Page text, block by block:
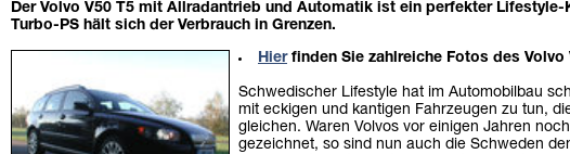
Der Volvo V50 T5 mit Allradantrieb und Automatik ist ein perfekter
Turbo-PS hält sich der Verbrauch in Grenzen.
Hierfinden Sie zahlreiche Fotos des Volvo
Schwedischer Lifestyle hat im Automobilbau
mit eckigen und kantigen Fahrzeugen zu tun,
gleichen. Waren Volvos vor einigen Jahren
gezeichnet, so sind nun auch die Schweden